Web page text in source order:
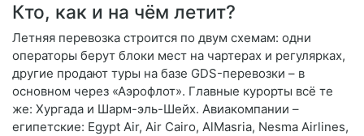
Кто, как и на чём летит?
Летняя перевозка строится по двум схемам: одни
операторы берут блоки мест на чартерах и регулярках,
другие продают туры на базе GDS-перевозки – в
основном через «Аэрофлот». Главные курорты всё те
же: Хургада и Шарм-эль-Шейх. Авиакомпании –
египетские: Egypt Air, Air Cairo, AlMasria, Nesma Airlines,